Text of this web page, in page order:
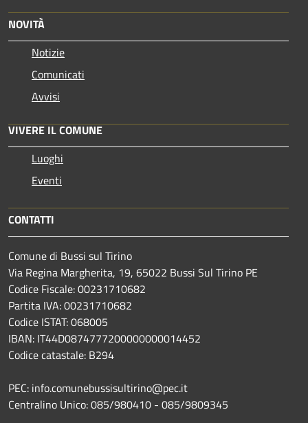
NOVITÀ
Notizie
Comunicati
Avvisi
VIVERE IL COMUNE
Luoghi
Eventi
CONTATTI
Comune di Bussi sul Tirino
Via Regina Margherita, 19, 65022 Bussi Sul Tirino PE
Codice Fiscale: 00231710682
Partita IVA: 00231710682
Codice ISTAT: 068005
IBAN: IT44D0874777200000000014452
Codice catastale: B294
PEC: info.comunebussisultirino@pec.it
Centralino Unico: 085/980410 - 085/9809345